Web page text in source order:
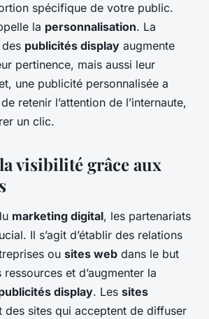
spécifique de votre public.
la personnalisation. La
publicités display augmente
pertinence, mais aussi leur
une publicité personnalisée a
retenir l’attention de l’internaute,
un clic.
visibilité grâce aux
marketing digital, les partenariats
Il s’agit d’établir des relations
ou sites web dans le but
et d’augmenter la
display. Les sites
des sites qui acceptent de diffuser